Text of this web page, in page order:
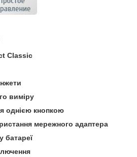
Classic
виміру
однією кнопкою
мережного адаптера
батареї